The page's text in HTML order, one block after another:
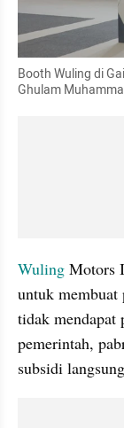
Booth Wuling di
Ghulam
Wuling Motors
untuk
tidak mendapat
pemerintah,
subsidi